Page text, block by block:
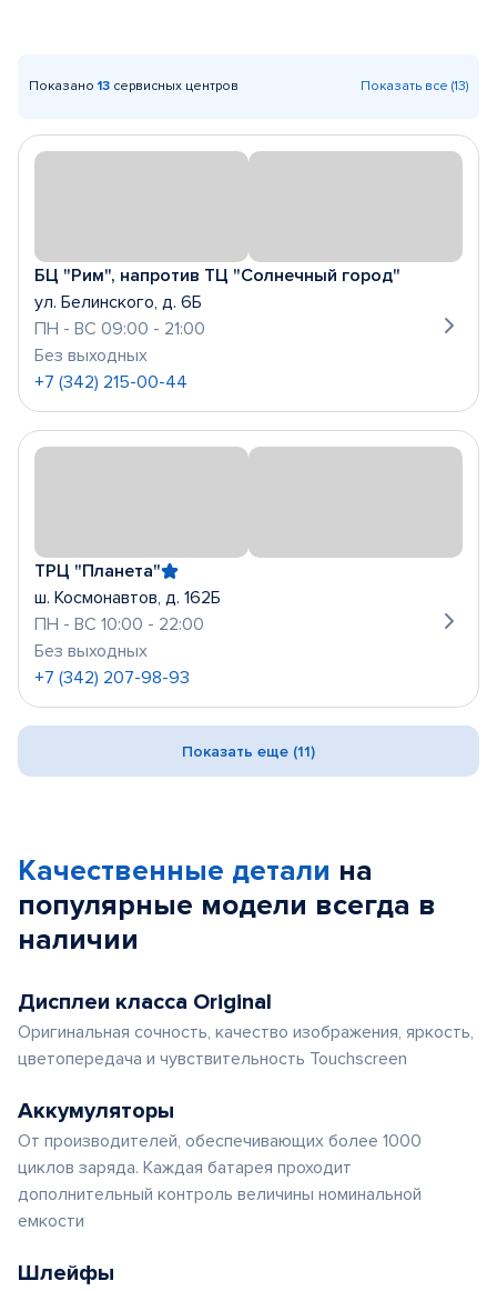
Показано 13 сервисных центров Показать все (13)
БЦ "Рим", напротив ТЦ "Солнечный город"
ул. Белинского, д. 6Б
ПН - ВС 09:00 - 21:00
Без выходных
+7 (342) 215-00-44
ТРЦ "Планета"
ш. Космонавтов, д. 162Б
ПН - ВС 10:00 - 22:00
Без выходных
+7 (342) 207-98-93
Показать еще (11)
Качественные детали на
популярные модели всегда в
наличии
Дисплеи класса Original
Оригинальная сочность, качество изображения, яркость,
цветопередача и чувствительность Touchscreen
Аккумуляторы
От производителей, обеспечивающих более 1000
циклов заряда. Каждая батарея проходит
дополнительный контроль величины номинальной
емкости
Шлейфы